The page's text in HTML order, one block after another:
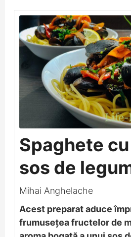
Spaghete
sos de
Mihai Anghelache
Acest preparat aduce
frumusețea fructelor de